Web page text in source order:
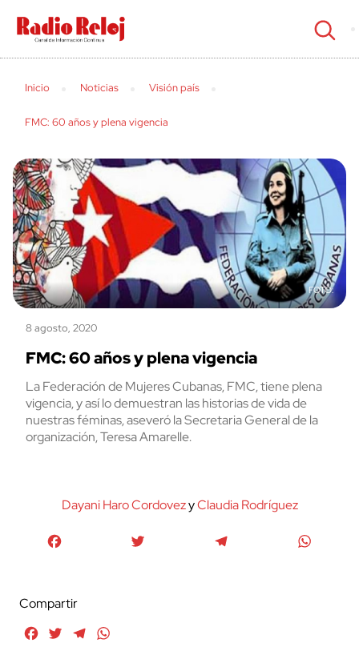
cerrar
Inicio Noticias Visión país
FMC: 60 años y plena vigencia
8 agosto, 2020
FMC: 60 años y plena vigencia
La Federación de Mujeres Cubanas, FMC, tiene plena
vigencia, y así lo demuestran las historias de vida de
nuestras féminas, aseveró la Secretaria General de la
organización, Teresa Amarelle.
Dayani Haro CordovezyClaudia Rodríguez
Compartir
FacebookTwitterTelegram